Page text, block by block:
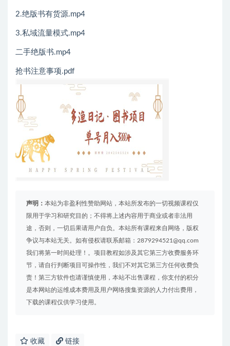
2.绝版书有货源.mp4
3.私域流量模式.mp4
二手绝版书.mp4
抢书注意事项.pdf
声明： 本站为非盈利性赞助网站，本站所发布的一切视频课程仅
限用于学习和研究目的；不得将上述内容用于商业或者非法用
途，否则，一切后果请用户自负。本站所有课程来自网络，版权
争议与本站无关。如有侵权请联系邮箱：2879294521@qq.com
我们将第一时间处理！。项目教程如涉及其它第三方收费服务环
节，请自行判断项目可操作性，我们不对其它第三方任何收费负
责！第三方软件也请谨慎使用，本站不出售课程，你支付的积分
是本网站的运维成本费用及用户网络搜集资源的人力付出费用，
下载的课程仅供学习使用。
收藏 链接